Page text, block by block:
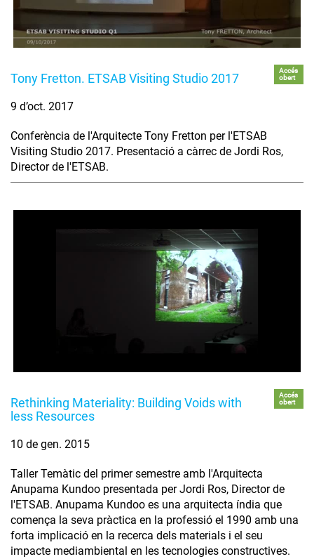
Tony Fretton. ETSAB Visiting Studio 2017
Accés
obert
9 d’oct. 2017
Conferència de l'Arquitecte Tony Fretton per l'ETSAB
Visiting Studio 2017. Presentació a càrrec de Jordi Ros,
Director de l'ETSAB.
Rethinking Materiality: Building Voids with
less Resources
Accés
obert
10 de gen. 2015
Taller Temàtic del primer semestre amb l'Arquitecta
Anupama Kundoo presentada per Jordi Ros, Director de
l'ETSAB. Anupama Kundoo es una arquitecta índia que
comença la seva pràctica en la professió el 1990 amb una
forta implicació en la recerca dels materials i el seu
impacte mediambiental en les tecnologies constructives.